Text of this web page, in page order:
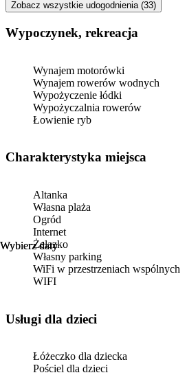
Wybierz daty
Wybierz daty
Zobacz wszystkie udogodnienia (33)
Wypoczynek, rekreacja
Wynajem motorówki
Wynajem rowerów wodnych
Wypożyczenie łódki
Wypożyczalnia rowerów
Łowienie ryb
Charakterystyka miejsca
Altanka
Własna plaża
Ogród
Internet
Żelazko
Własny parking
WiFi w przestrzeniach wspólnych
WIFI
usługi dla dzieci
Łóżeczko dla dziecka
Pościel dla dzieci